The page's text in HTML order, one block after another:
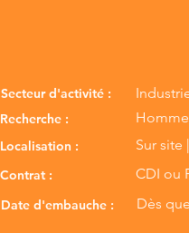
Secteur d'activité :
Recherche :
Localisation :
Contrat :
Date d'embauche :
Sur site
CDI ou
Dès